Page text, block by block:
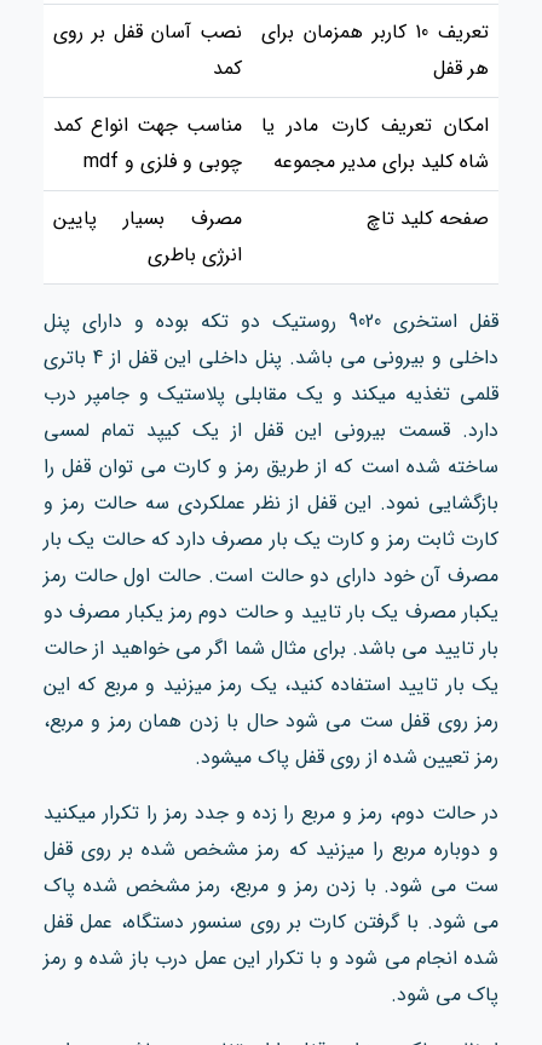
تعریف 10 کاربر همزمان برای
هر قفل
نصب آسان قفل بر روی
کمد
امکان تعریف کارت مادر یا
شاه کلید برای مدیر مجموعه
مناسب جهت انواع کمد
چوبی و فلزی و mdf
صفحه کلید تاچ
مصرف بسیار پایین
انرژی باطری
قفل استخری 9020 روستیک دو تکه بوده و دارای پنل
داخلی و بیرونی می باشد. پنل داخلی این قفل از 4 باتری
قلمی تغذیه میکند و یک مقابلی پلاستیک و جامپر درب
دارد. قسمت بیرونی این قفل از یک کیپد تمام لمسی
ساخته شده است که از طریق رمز و کارت می توان قفل را
بازگشایی نمود. این قفل از نظر عملکردی سه حالت رمز و
کارت ثابت رمز و کارت یک بار مصرف دارد که حالت یک بار
مصرف آن خود دارای دو حالت است. حالت اول حالت رمز
یکبار مصرف یک بار تایید و حالت دوم رمز یکبار مصرف دو
بار تایید می باشد. برای مثال شما اگر می خواهید از حالت
یک بار تایید استفاده کنید، یک رمز میزنید و مربع که این
رمز روی قفل ست می شود حال با زدن همان رمز و مربع،
رمز تعیین شده از روی قفل پاک میشود.
در حالت دوم، رمز و مربع را زده و جدد رمز را تکرار میکنید
و دوباره مربع را میزنید که رمز مشخص شده بر روی قفل
ست می شود. با زدن رمز و مربع، رمز مشخص شده پاک
می شود. با گرفتن کارت بر روی سنسور دستگاه، عمل قفل
شده انجام می شود و با تکرار این عمل درب باز شده و رمز
پاک می شود.